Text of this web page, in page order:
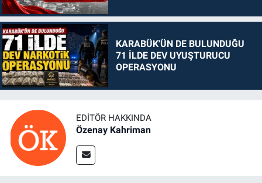
KARABÜK'ÜN DE BULUNDUĞU
71 İLDE DEV UYUŞTURUCU
OPERASYONU
EDITÖR HAKKINDA
Özenay Kahriman